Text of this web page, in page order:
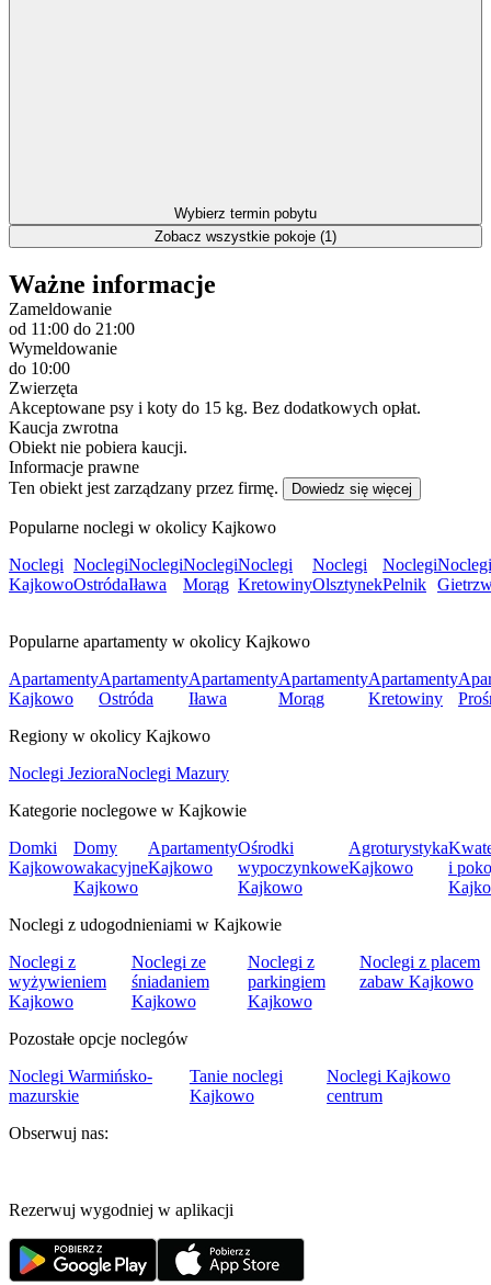
Wybierz termin pobytu
Zobacz wszystkie pokoje (1)
Ważne informacje
Zameldowanie
od 11:00 do 21:00
Wymeldowanie
do 10:00
Zwierzęta
Akceptowane psy i koty do 15 kg. Bez dodatkowych opłat.
Kaucja zwrotna
Obiekt nie pobiera kaucji.
Informacje prawne
Ten obiekt jest zarządzany przez firmę.
Dowiedz się więcej
Popularne noclegi w okolicy Kajkowo
Noclegi
Kajkowo
Noclegi
Ostróda
Noclegi
Iława
Noclegi
Morąg
Noclegi
Kretowiny
Noclegi
Olsztynek
Noclegi
Pelnik
Noclegi
Popularne apartamenty w okolicy Kajkowo
Apartamenty
Kajkowo
Apartamenty
Ostróda
Apartamenty
Iława
Apartamenty
Morąg
Apartamenty
Kretowiny
Regiony w okolicy Kajkowo
Noclegi JezioraNoclegi Mazury
Kategorie noclegowe w Kajkowie
Domki
Kajkowo
Domy
wakacyjne
Kajkowo
Apartamenty
Kajkowo
Ośrodki
wypoczynkowe
Kajkowo
Agroturystyka
Kajkowo
i
Noclegi z udogodnieniami w Kajkowie
Noclegi z
wyżywieniem
Kajkowo
Noclegi ze
śniadaniem
Kajkowo
Noclegi z
parkingiem
Kajkowo
Noclegi z placem
zabaw Kajkowo
Pozostałe opcje noclegów
Noclegi Warmińsko-
mazurskie
Tanie noclegi
Kajkowo
Noclegi Kajkowo
centrum
Obserwuj nas:
Rezerwuj wygodniej w aplikacji